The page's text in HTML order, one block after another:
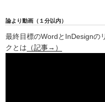
論より動画（１分以内）
最終目標のWordとInDesignの
クとは （記事→）